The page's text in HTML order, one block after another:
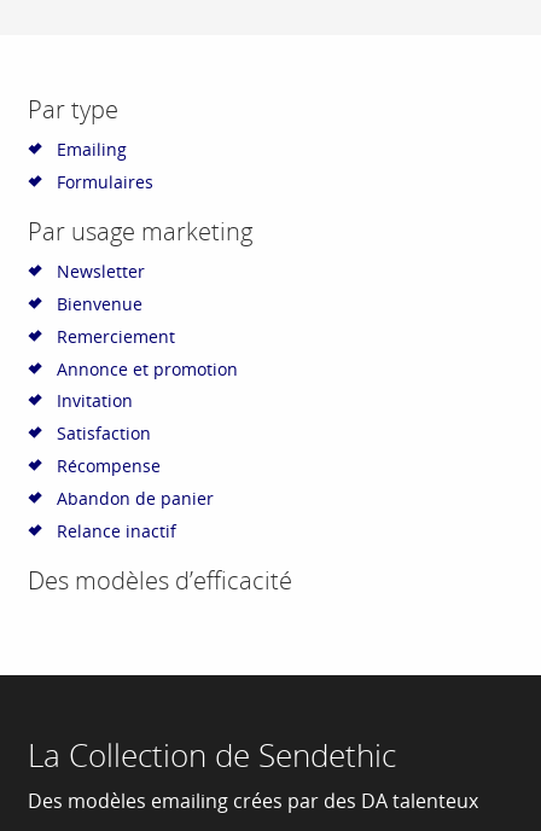
Par type
Emailing
Formulaires
Par usage marketing
Newsletter
Bienvenue
Remerciement
Annonce et promotion
Invitation
Satisfaction
Récompense
Abandon de panier
Relance inactif
Des modèles d’efficacité
La Collection de Sendethic
Des modèles emailing crées par des DA talenteux